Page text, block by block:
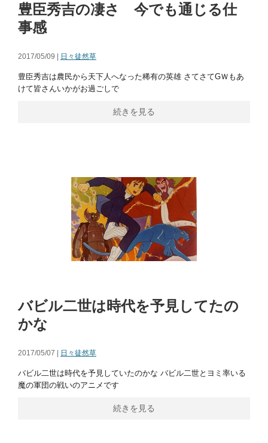
豊臣秀吉の凄さ 今でも通じる仕
事感
2017/05/09 | 日々徒然草
豊臣秀吉は農民から天下人へなった稀有の英雄 さてさてGＷもあ
けて皆さんいかがお過ごしで
続きを見る
バビル二世は時代を予見してたの
かな
2017/05/07 | 日々徒然草
バビル二世は時代を予見していたのかな バビル二世とヨミ率いる
魔の軍団の戦いのアニメです
続きを見る